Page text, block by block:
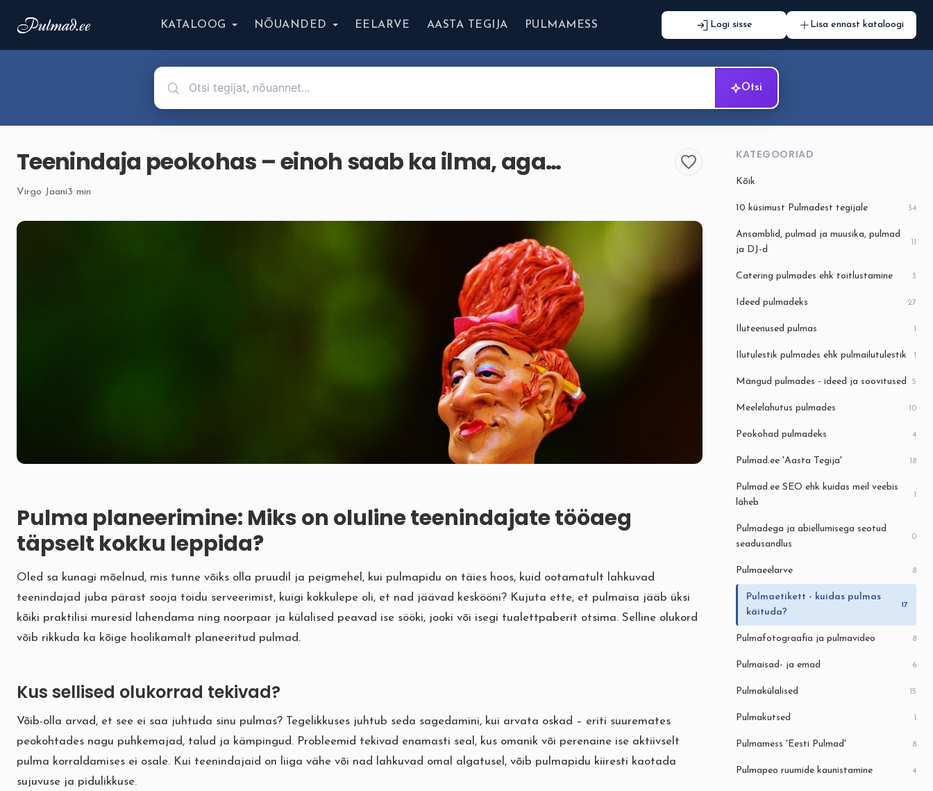
KATALOOG NÕUANDED EELARVE AASTA TEGIJA PULMAMESS Logi sisse Lisa ennast kataloogi
Otsi
Teenindaja peokohas – einoh saab ka ilma, aga…
Virgo Jaani3 min
Pulma planeerimine: Miks on oluline teenindajate tööaeg
täpselt kokku leppida?
Oled sa kunagi mõelnud, mis tunne võiks olla pruudil ja peigmehel, kui pulmapidu on täies hoos, kuid ootamatult lahkuvad
teenindajad juba pärast sooja toidu serveerimist, kuigi kokkulepe oli, et nad jäävad keskööni? Kujuta ette, et pulmaisa jääb üksi
kõiki praktilisi muresid lahendama ning noorpaar ja külalised peavad ise sööki, jooki või isegi tualettpaberit otsima. Selline olukord
võib rikkuda ka kõige hoolikamalt planeeritud pulmad.
Kus sellised olukorrad tekivad?
Võib-olla arvad, et see ei saa juhtuda sinu pulmas? Tegelikkuses juhtub seda sagedamini, kui arvata oskad – eriti suuremates
peokohtades nagu puhkemajad, talud ja kämpingud. Probleemid tekivad enamasti seal, kus omanik või perenaine ise aktiivselt
pulma korraldamises ei osale. Kui teenindajaid on liiga vähe või nad lahkuvad omal algatusel, võib pulmapidu kiiresti kaotada
sujuvuse ja pidulikkuse.
KATEGOORIAD
Kõik
10 küsimust Pulmadest tegijale 34
Ansamblid, pulmad ja muusika, pulmad
ja DJ-d
11
Catering pulmades ehk toitlustamine 3
Ideed pulmadeks 27
Iluteenused pulmas 1
Ilutulestik pulmades ehk pulmailutulestik 1
Mängud pulmades - ideed ja soovitused 5
Meelelahutus pulmades 10
Peokohad pulmadeks 4
Pulmad.ee 'Aasta Tegija' 18
Pulmad.ee SEO ehk kuidas meil veebis
läheb
1
Pulmadega ja abiellumisega seotud
seadusandlus
0
Pulmaeelarve 8
Pulmaetikett - kuidas pulmas
käituda?
17
Pulmafotograafia ja pulmavideo 8
Pulmaisad- ja emad 6
Pulmakülalised 15
Pulmakutsed 1
Pulmamess 'Eesti Pulmad' 8
Pulmapeo ruumide kaunistamine 4